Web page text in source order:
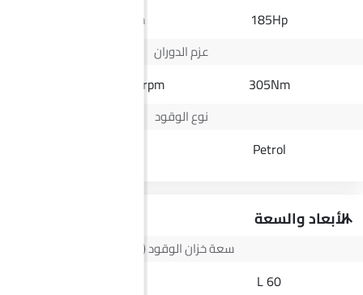
185Hp
164Hp@3400rpm
عزم الدوران
305Nm
430Nm@1600-2200rpm
نوع الوقود
Petrol
الأبعاد والسعة
سعة خزان الوقود (لتر)
60 L